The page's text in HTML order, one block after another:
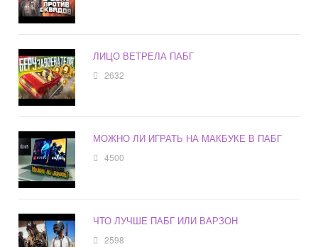
ЛИЦО ВЕТРЕЛА ПАБГ
2632
МОЖНО ЛИ ИГРАТЬ НА МАКБУКЕ В ПАБГ
4500
ЧТО ЛУЧШЕ ПАБГ ИЛИ ВАРЗОН
2598